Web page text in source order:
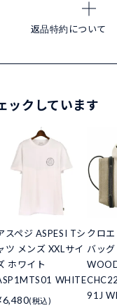
返品特約について
ックしています
スペジ ASPESI Tシ
ツ メンズ XXLサイ
ホワイト
WHITE
(税込)
クロ
バッ
91J